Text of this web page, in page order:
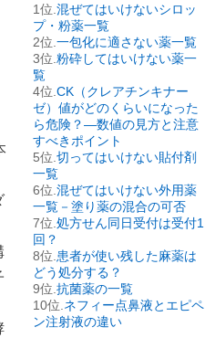
混ぜてはいけないシロッ
プ・粉薬一覧
一包化に適さない薬一覧
粉砕してはいけない薬一
覧
CK（クレアチンキナー
ゼ）値がどのくらいになった
ら危険？―数値の見方と注意
すべきポイント
切ってはいけない貼付剤
一覧
混ぜてはいけない外用薬
一覧－塗り薬の混合の可否
処方せん同日受付は受付1
回？
患者が使い残した麻薬は
どう処分する？
抗菌薬の一覧
ネフィー点鼻液とエピペ
ン注射液の違い